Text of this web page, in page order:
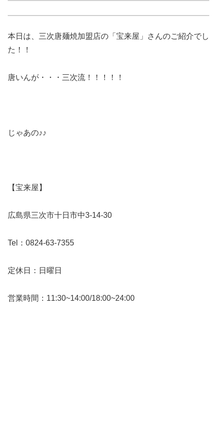
本日は、三次唐麺焼加盟店の「宝来屋」さんのご紹介でし
た！！
唐いんが・・・三次流！！！！！
じゃあの♪♪
【宝来屋】
広島県三次市十日市中3-14-30
Tel：0824-63-7355
定休日：日曜日
営業時間：11:30~14:00/18:00~24:00